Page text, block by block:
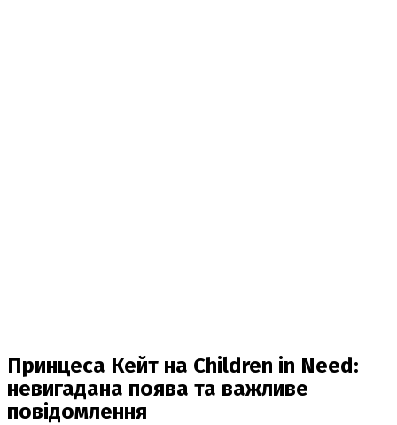
Принцеса Кейт на Children in Need:
невигадана поява та важливе
повідомлення